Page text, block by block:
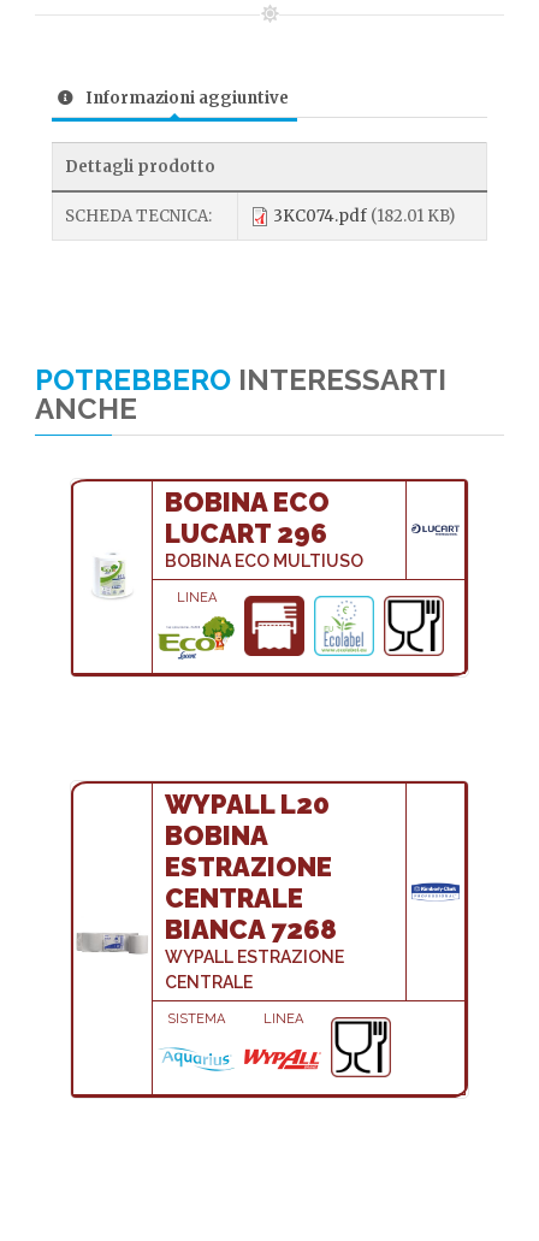
Informazioni aggiuntive
Dettagli prodotto
SCHEDA TECNICA: 3KC074.pdf (182.01 KB)
POTREBBERO INTERESSARTI
ANCHE
BOBINA ECO
LUCART 296
BOBINA ECO MULTIUSO
LINEA
WYPALL L20
BOBINA
ESTRAZIONE
CENTRALE
BIANCA 7268
WYPALL ESTRAZIONE
CENTRALE
SISTEMA LINEA